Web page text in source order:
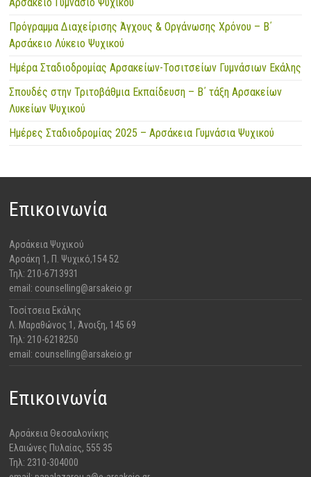
Πρόγραμμα Διαχείρισης Άγχους & Οργάνωσης Χρόνου – Β΄
Αρσάκειο Λύκειο Ψυχικού
Ημέρα Σταδιοδρομίας Αρσακείων-Τοσιτσείων Γυμνάσιων Εκάλης
Σπουδές στην Τριτοβάθμια Εκπαίδευση – Β΄ τάξη Αρσακείων
Λυκείων Ψυχικού
Ημέρες Σταδιοδρομίας 2025 – Αρσάκεια Γυμνάσια Ψυχικού
Επικοινωνία
Αρσάκεια Ψυχικού
​Αρσάκη 1, Π. Ψυχικό,154 52
Τηλ: 210-6713931
email: counselling@arsakeio.gr
Τοσίτσεια Εκάλης
Λ. Μαραθώνος 1, Άνοιξη, 145 69
Τηλ: 210-6218250
email: counselling@arsakeio.gr
Επικοινωνία
Αρσάκεια Θεσσαλονίκης
​Ελαιώνες Πυλαίας, 555 35
Τηλ: 2310-304000